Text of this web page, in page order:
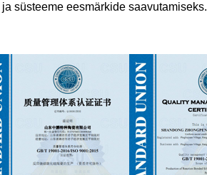
süsteeme eesmärkide saavutamiseks.